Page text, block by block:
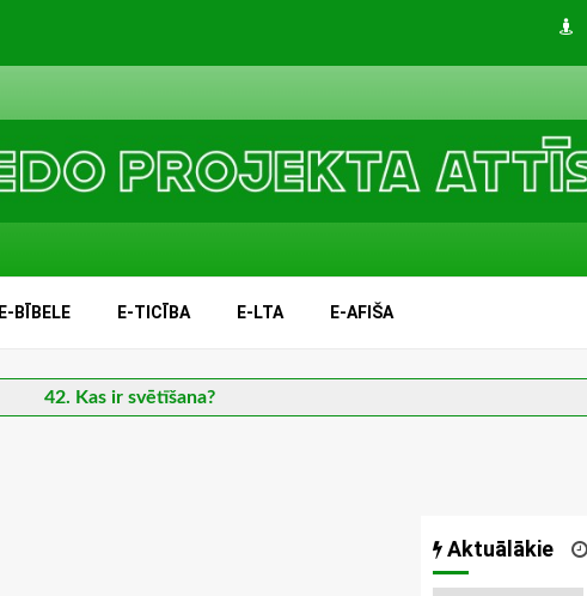
E-BĪBELE E-TICĪBA E-LTA E-AFIŠA
42. Kas ir svētīšana?
Aktuālākie